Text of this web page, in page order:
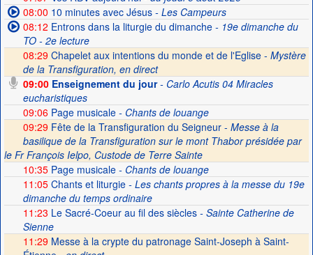
08:00 10 minutes avec Jésus- Les Campeurs
08:12 Entrons dans la liturgie du dimanche- 19e dimanche du
TO - 2e lecture
08:29 Chapelet aux intentions du monde et de l'Eglise - Mystère
de la Transfiguration, en direct
09:00Enseignement du jour- Carlo Acutis 04 Miracles
eucharistiques
09:06Page musicale- Chants de louange
09:29 Fête de la Transfiguration du Seigneur - Messe à la
basilique de la Transfiguration sur le mont Thabor présidée par
le Fr François Ielpo, Custode de Terre Sainte
10:35Page musicale- Chants de louange
11:05Chants et liturgie- Les chants propres à la messe du 19e
dimanche du temps ordinaire
11:23 Le Sacré-Coeur au fil des siècles- Sainte Catherine de
Sienne
11:29 Messe à la crypte du patronage Saint-Joseph à Saint-